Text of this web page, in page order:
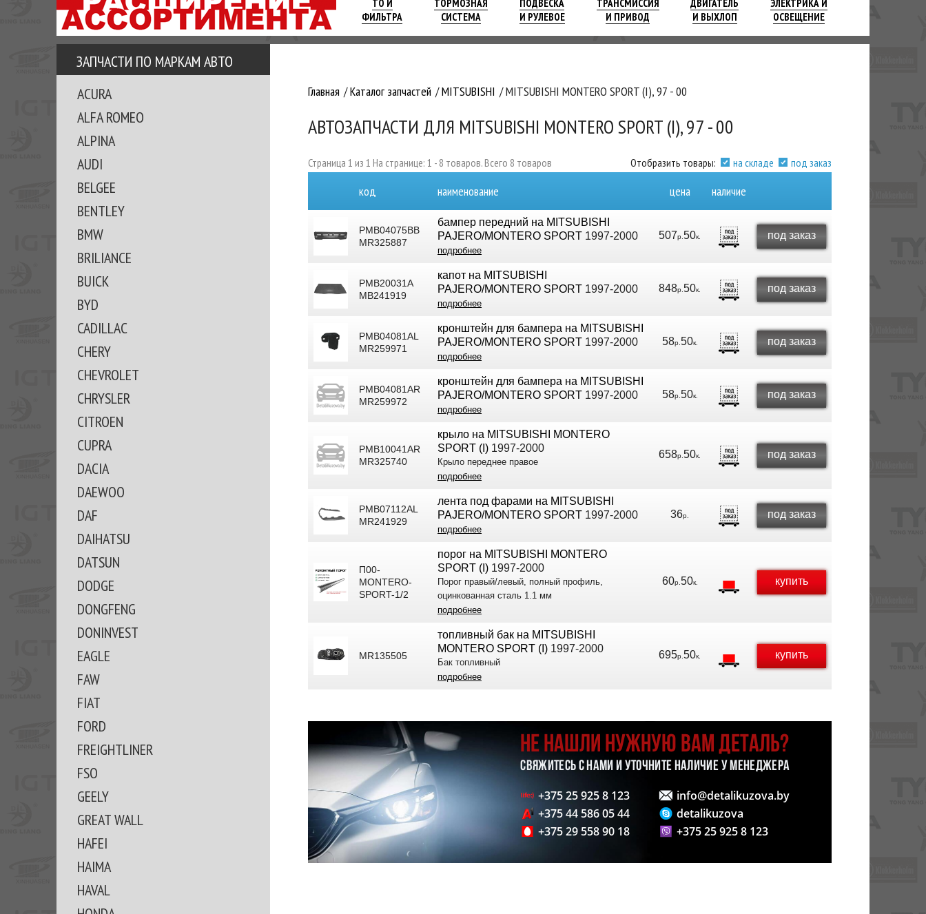
ТО И
ФИЛЬТРА
ТОРМОЗНАЯ
СИСТЕМА
ПОДВЕСКА
И РУЛЕВОЕ
ТРАНСМИССИЯ
И ПРИВОД
ДВИГАТЕЛЬ
И ВЫХЛОП
ЭЛЕКТРИКА И
ОСВЕЩЕНИЕ
ЗАПЧАСТИ ПО МАРКАМ АВТО
ACURA
ALFA ROMEO
ALPINA
AUDI
BELGEE
BENTLEY
BMW
BRILIANCE
BUICK
BYD
CADILLAC
CHERY
CHEVROLET
CHRYSLER
CITROEN
CUPRA
DACIA
DAEWOO
DAF
DAIHATSU
DATSUN
DODGE
DONGFENG
DONINVEST
EAGLE
FAW
FIAT
FORD
FREIGHTLINER
FSO
GEELY
GREAT WALL
HAFEI
HAIMA
HAVAL
Главная Каталог запчастей MITSUBISHI MITSUBISHI MONTERO SPORT (I), 97 - 00
АВТОЗАПЧАСТИ ДЛЯ MITSUBISHI MONTERO SPORT (I), 97 - 00
Страница 1 из 1 На странице: 1 - 8 товаров. Всего 8 товаров Отобразить товары: на складе под заказ
код наименование цена наличие
PMB04075BB
MR325887
бампер передний на MITSUBISHI
PAJERO/MONTERO SPORT 1997-2000
подробнее
507р. 50к. под заказ
PMB20031A
MB241919
капот на MITSUBISHI
PAJERO/MONTERO SPORT 1997-2000
подробнее
848р. 50к. под заказ
PMB04081AL
MR259971
кронштейн для бампера на MITSUBISHI
PAJERO/MONTERO SPORT 1997-2000
подробнее
58р. 50к. под заказ
PMB04081AR
MR259972
кронштейн для бампера на MITSUBISHI
PAJERO/MONTERO SPORT 1997-2000
подробнее
58р. 50к. под заказ
PMB10041AR
MR325740
крыло на MITSUBISHI MONTERO
SPORT (I) 1997-2000
Крыло переднее правое
подробнее
658р. 50к. под заказ
PMB07112AL
MR241929
лента под фарами на MITSUBISHI
PAJERO/MONTERO SPORT 1997-2000
подробнее
36р. под заказ
П00-
MONTERO-
SPORT-1/2
порог на MITSUBISHI MONTERO
SPORT (I) 1997-2000
Порог правый/левый, полный профиль,
оцинкованная сталь 1.1 мм
подробнее
60р. 50к. купить
MR135505
топливный бак на MITSUBISHI
MONTERO SPORT (I) 1997-2000
Бак топливный
подробнее
695р. 50к. купить
НЕ НАШЛИ НУЖНУЮ ВАМ ДЕТАЛЬ?
СВЯЖИТЕСЬ С НАМИ И УТОЧНИТЕ НАЛИЧИЕ У МЕНЕДЖЕРА
+375 25 925 8 123
+375 44 586 05 44
+375 29 558 90 18
info@detalikuzova.by
detalikuzova
+375 25 925 8 123